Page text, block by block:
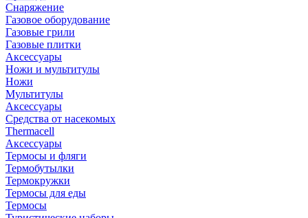
Снаряжение
Газовое оборудование
Газовые грили
Газовые плитки
Аксессуары
Ножи и мультитулы
Ножи
Мультитулы
Аксессуары
Средства от насекомых
Thermacell
Аксессуары
Термосы и фляги
Термобутылки
Термокружки
Термосы для еды
Термосы